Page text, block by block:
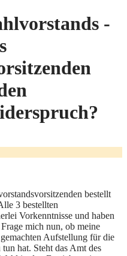
-
bestellt
3 bestellten
Vorkenntnisse und haben
mich nun, ob meine
Aufstellung für die
hat. Steht das Amt des